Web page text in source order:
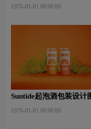
1970-01-01 08:00:00
Suntide起泡酒包装设计
1970-01-01 08:00:00